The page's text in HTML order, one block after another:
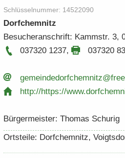
Schlüs­sel­num­mer: 14522090
Dorf­chem­nitz
Be­su­cher­an­schrift: Kamm­str. 3,
037320 1237, 037320
http:/​/​https:/​/​
Bür­ger­meis­ter: Tho­mas Schu­rig
Orts­tei­le: Dorf­chem­nitz,